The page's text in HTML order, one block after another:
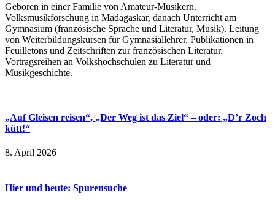
Geboren in einer Familie von Amateur-Musikern.
Volksmusikforschung in Madagaskar, danach Unterricht am
Gymnasium (französische Sprache und Literatur, Musik). Leitung
von Weiterbildungskursen für Gymnasiallehrer. Publikationen in
Feuilletons und Zeitschriften zur französischen Literatur.
Vortragsreihen an Volkshochschulen zu Literatur und
Musikgeschichte.
„Auf Gleisen reisen“, „Der Weg ist das Ziel“ – oder: „D’r Zoch
kütt!“
8. April 2026
Hier und heute: Spurensuche